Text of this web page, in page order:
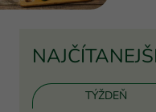
TÝŽDEŇ